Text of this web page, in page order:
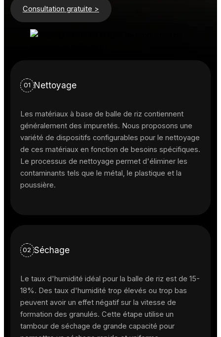
Consultation gratuite >
01 Nettoyage
Les matériaux à base de balle de riz contiennent
généralement des impuretés. Nous proposons une
variété de dispositifs configurables pour le nettoyage
de ces matériaux en fonction de besoins spécifiques.
Le processus de nettoyage permet d'éliminer les
contaminants tels que le métal, le plastique et la
poussière.
02 Séchage
Le taux d'humidité idéal pour la balle de riz est de 15-
18%. Des taux d'humidité trop élevés ou trop bas
peuvent avoir un effet négatif sur la vitesse de
formation des granulés. Cette étape utilise un
tambour de séchage de grande capacité pour